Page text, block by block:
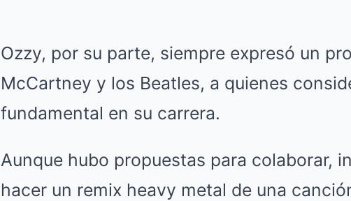
Ozzy, por su parte, siempre expresó un
McCartney y los Beatles, a quienes
fundamental en su carrera.
Aunque hubo propuestas para colaborar,
hacer un remix heavy metal de una